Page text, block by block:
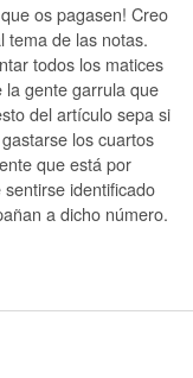
os pagasen! Creo
tema de las notas.
todos los matices
gente garrula que
del artículo sepa si
los cuartos
que está por
identificado
a dicho número.